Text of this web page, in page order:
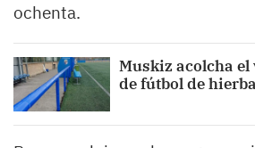
ochenta.
Muskiz acolcha el
de fútbol de